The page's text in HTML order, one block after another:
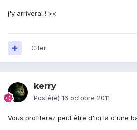
j'y arriverai ! ><
Citer
kerry
Posté(e) 16 octobre 2011
Vous profiterez peut être d'ici la d'une